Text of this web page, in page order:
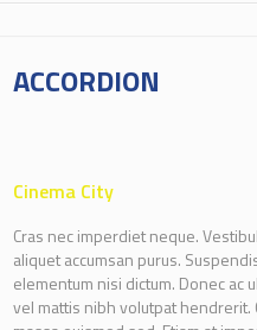
ACCORDION
Cinema City
Cras nec imperdiet neque.
aliquet accumsan purus.
elementum nisi dictum. Donec ac
vel mattis nibh volutpat hendrerit.